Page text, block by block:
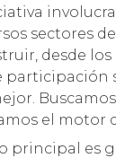
sectores
desde
participación
el motor
principal es